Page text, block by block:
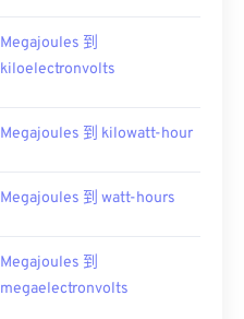
Megajoules 到
kiloelectronvolts
Megajoules 到 kilowatt-hour
Megajoules 到 watt-hours
Megajoules 到
megaelectronvolts